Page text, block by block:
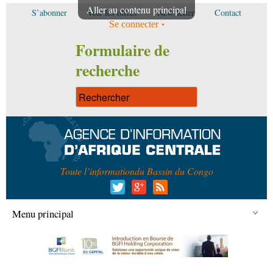
Aller au contenu principal
S’abonner Voir les offres Newsletter Contact
Se connecter
Formulaire de
recherche
Toute l’informationdu Bassin du Congo
Menu principal